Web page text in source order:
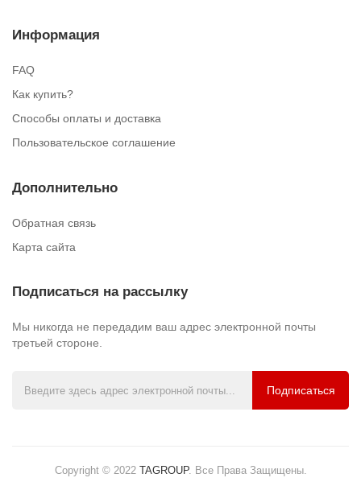
Информация
FAQ
Как купить?
Способы оплаты и доставка
Пользовательское соглашение
Дополнительно
Обратная связь
Карта сайта
Подписаться на рассылку
Мы никогда не передадим ваш адрес электронной почты
третьей стороне.
Подписаться
Copyright © 2022 TAGROUP. Все Права Защищены.